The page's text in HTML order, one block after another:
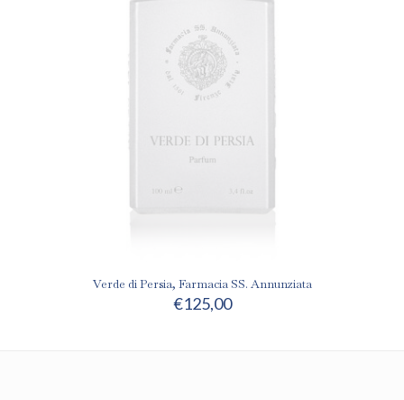
Verde di Persia, Farmacia SS. Annunziata
€125,00